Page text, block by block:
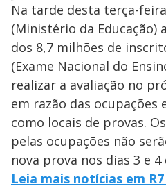
Na tarde desta terça-feira
(Ministério da Educação)
dos 8,7 milhões de
(Exame Nacional do
realizar a avaliação no
em razão das ocupações
como locais de provas.
pelas ocupações não
nova prova nos dias 3 e
Leia mais notícias em